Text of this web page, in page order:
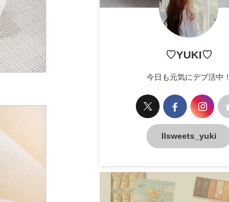
♡YUKI♡
今日も元気にデブ活中！
llsweets_yuki